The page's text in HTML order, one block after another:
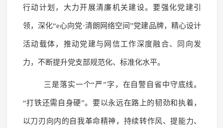
行动计划，大力开展清廉机关建设。要强化党建引
领，深化“e心向党·清朗网络空间”党建品牌，精心设计
活动载体，推动党建与网信工作深度融合、同向发
力，不断提升党支部规范化、标准化水平。
三是落实一个“严”字，在自警自省中守底线。
“打铁还需自身硬”。要以永远在路上的韧劲和执着，
以刀刃向内的自我革命精神，持续转作风、提能力、